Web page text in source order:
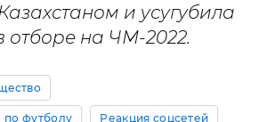
и усугубила
отборе на ЧМ-2022.
по футболу Реакция соцсетей